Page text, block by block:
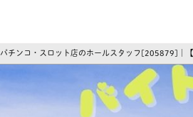
パチンコ・スロット店のホールスタッフ[205879]｜